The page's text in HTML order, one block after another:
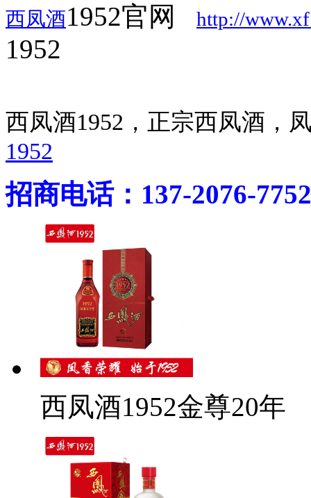
西凤酒1952官网 http://
1952
西凤酒1952，正宗西凤酒
1952
招商电话：137-2076-7752
西凤酒1952金尊20年